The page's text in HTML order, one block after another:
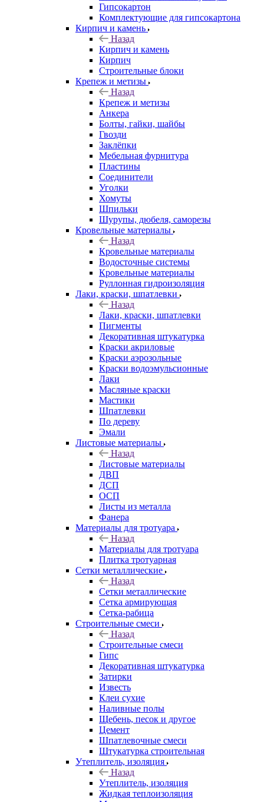
Гипсокартон
Комплектующие для гипсокартона
Кирпич и камень
Назад
Кирпич и камень
Кирпич
Строительные блоки
Крепеж и метизы
Назад
Крепеж и метизы
Анкера
Болты, гайки, шайбы
Гвозди
Заклёпки
Мебельная фурнитура
Пластины
Соединители
Уголки
Хомуты
Шпильки
Шурупы, дюбеля, саморезы
Кровельные материалы
Назад
Кровельные материалы
Водосточные системы
Кровельные материалы
Руллонная гидроизоляция
Лаки, краски, шпатлевки
Назад
Лаки, краски, шпатлевки
Пигменты
Декоративная штукатурка
Краски акриловые
Краски аэрозольные
Краски водоэмульсионные
Лаки
Масляные краски
Мастики
Шпатлевки
По дереву
Эмали
Листовые материалы
Назад
Листовые материалы
ДВП
ДСП
ОСП
Листы из металла
Фанера
Материалы для тротуара
Назад
Материалы для тротуара
Плитка тротуарная
Сетки металлические
Назад
Сетки металлические
Сетка армирующая
Сетка-рабица
Строительные смеси
Назад
Строительные смеси
Гипс
Декоративная штукатурка
Затирки
Известь
Клеи сухие
Наливные полы
Щебень, песок и другое
Цемент
Шпатлевочные смеси
Штукатурка строительная
Утеплитель, изоляция
Назад
Утеплитель, изоляция
Жидкая теплоизоляция